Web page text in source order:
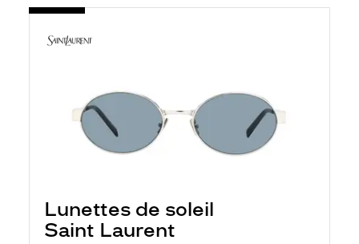
Lunettes de soleil
Saint Laurent